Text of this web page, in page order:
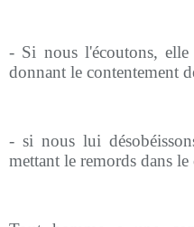
- Si nous l'écoutons, elle
donnant le contentement
- si nous lui
mettant le remords dans